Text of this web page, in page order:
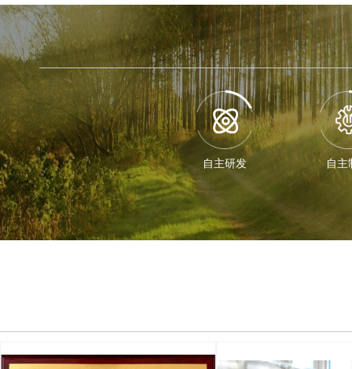
自主研发 自主